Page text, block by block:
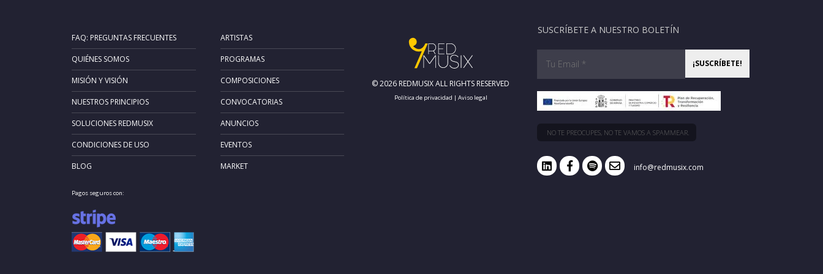
FAQ: PREGUNTAS FRECUENTES
QUIÉNES SOMOS
MISIÓN Y VISIÓN
NUESTROS PRINCIPIOS
SOLUCIONES REDMUSIX
CONDICIONES DE USO
BLOG
ARTISTAS
PROGRAMAS
COMPOSICIONES
CONVOCATORIAS
ANUNCIOS
EVENTOS
MARKET
Pagos seguros con:
© 2026 REDMUSIX ALL RIGHTS RESERVED
Política de privacidad | Aviso legal
SUSCRÍBETE A NUESTRO BOLETÍN
NO TE PREOCUPES, NO TE VAMOS A SPAMMEAR.
info@redmusix.com